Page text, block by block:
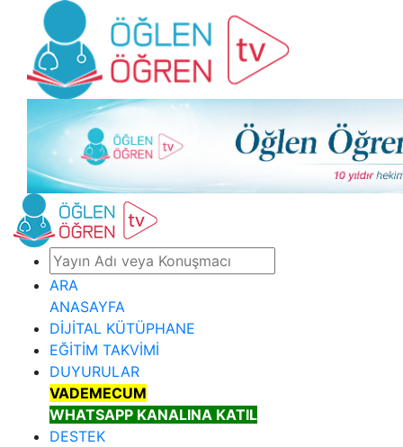
ARA
ANASAYFA
DİJİTAL KÜTÜPHANE
EĞİTİM TAKVİMİ
DUYURULAR
VADEMECUM
WHATSAPP KANALINA KATIL
DESTEK